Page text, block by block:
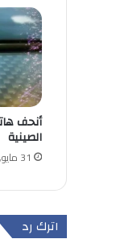
الصينية
31 مايو, 2012
اترك رد